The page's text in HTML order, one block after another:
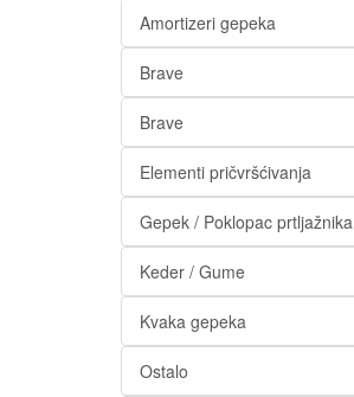
Amortizeri gepeka
Brave
Brave
Elementi pričvršćivanja
Gepek / Poklopac prtljažnika
Keder / Gume
Kvaka gepeka
Ostalo